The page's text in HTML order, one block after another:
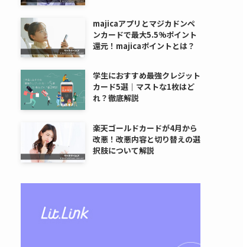
majicaアプリとマジカドンペ
ンカードで最大5.5%ポイント
還元！majicaポイントとは？
学生におすすめ最強クレジット
カード5選｜マストな1枚はど
れ？徹底解説
楽天ゴールドカードが4月から
改悪！改悪内容と切り替えの選
択肢について解説